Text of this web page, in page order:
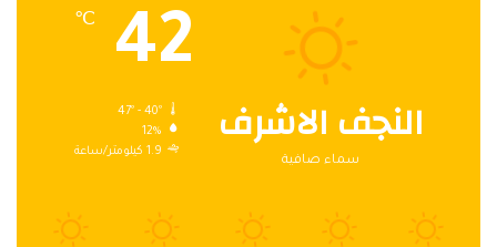
النجف الاشرف
سماء صافية
42
℃
47º - 40º
12%
1.9 كيلومتر/ساعة